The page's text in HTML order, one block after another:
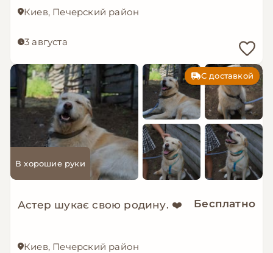
Киев, Печерский район
3 августа
С доставкой
В хорошие руки
Астер шукає свою родину. ❤️ Бесплатно
Киев, Печерский район